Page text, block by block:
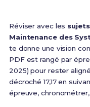
Réviser avec les
Maintenance des
te donne une vision
PDF est rangé par
2025) pour rester
décroché 17,17 en
épreuve,